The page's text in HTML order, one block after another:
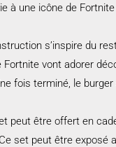
à une icône de
s’inspire du
vont adorer
fois terminé, le
peut être offert en
set peut être exposé